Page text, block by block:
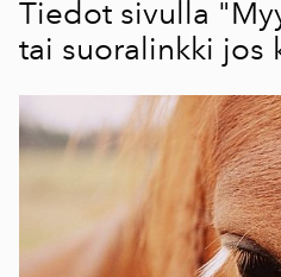
Tiedot sivulla
tai suoralinkki jos